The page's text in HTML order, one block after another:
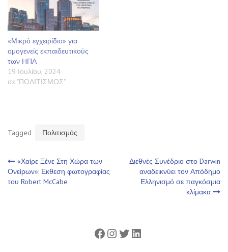
«Μικρό εγχειρίδιο» για
ομογενείς εκπαιδευτικούς
των ΗΠΑ
19 Ιουλίου, 2024
σε "ΠΟΛΙΤΙΣΜΟΣ"
Tagged Πολιτισμός
Πλοήγηση
άρθρων
«Χαίρε Ξένε Στη Χώρα των
Ονείρων»: Εκθεση φωτογραφίας
του Robert McCabe
Διεθνές Συνέδριο στο Darwin
αναδεικνύει τον Απόδημο
Ελληνισμό σε παγκόσμια
κλίμακα
Facebook
Instagram
Twitter
Linkedin